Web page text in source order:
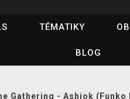
TÉMATIKY
BLOG
Gathering - Ashiok (Funko